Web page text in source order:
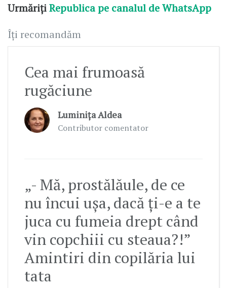
UrmărițiRepublica pe canalul de WhatsApp
Îți recomandăm
Cea mai frumoasă
rugăciune
Luminița Aldea
Contributor comentator
„- Mă, prostălăule, de ce
nu încui ușa, dacă ți-e a te
juca cu fumeia drept când
vin copchiii cu steaua?!”
Amintiri din copilăria lui
tata